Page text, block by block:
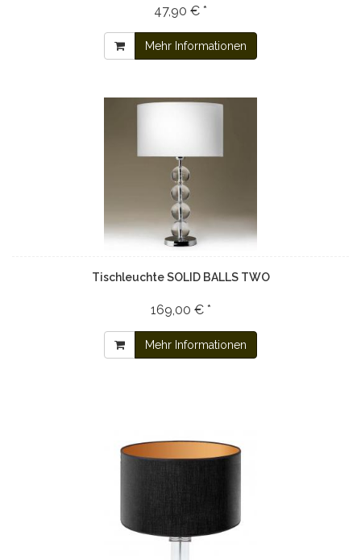
47,90 € *
Mehr Informationen
Tischleuchte SOLID BALLS TWO
169,00 € *
Mehr Informationen